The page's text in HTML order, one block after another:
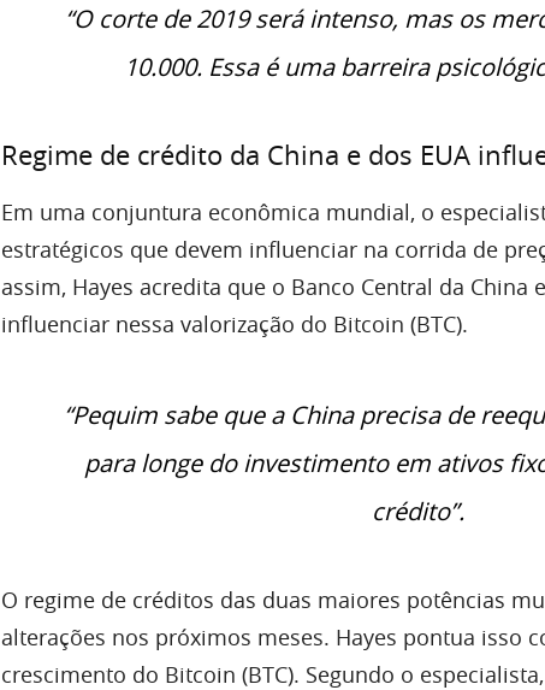
“O corte de 2019 será intenso, mas os
10.000. Essa é uma barreira
Regime de crédito da China e dos EUA
Em uma conjuntura econômica mundial, o
estratégicos que devem influenciar na corrida de
assim, Hayes acredita que o Banco Central da China
influenciar nessa valorização do Bitcoin (BTC).
“Pequim sabe que a China precisa de
para longe do investimento em ativos
crédito”.
O regime de créditos das duas maiores potências
alterações nos próximos meses. Hayes pontua isso
crescimento do Bitcoin (BTC). Segundo o